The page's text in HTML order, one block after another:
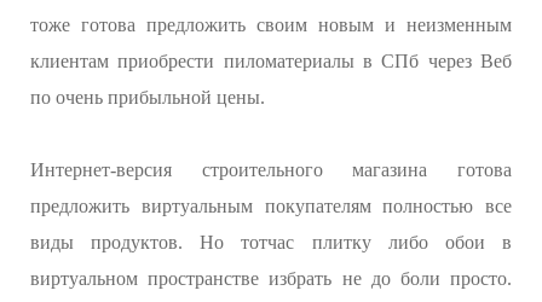
тоже готова предложить своим новым и неизменным
клиентам приобрести пиломатериалы в СПб через Веб
по очень прибыльной цены.
Интернет-версия строительного магазина готова
предложить виртуальным покупателям полностью все
виды продуктов. Но тотчас плитку либо обои в
виртуальном пространстве избрать не до боли просто.